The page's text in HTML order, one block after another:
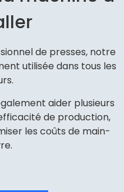
de presses, notre
utilisée dans tous les
aider plusieurs
de production,
les coûts de main-